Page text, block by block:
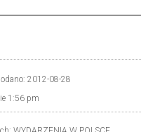
2012-08-28
1:56 pm